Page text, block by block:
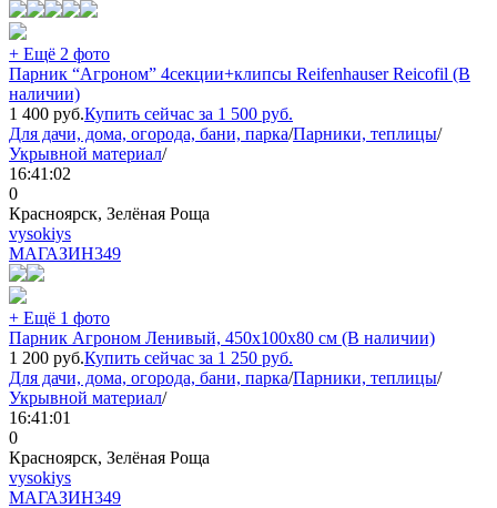
+ Ещё 2 фото
Парник “Агроном” 4секции+клипсы Reifenhauser Reicofil (В
наличии)
1 400 руб.Купить сейчас за 1 500 руб.
Для дачи, дома, огорода, бани, парка/Парники, теплицы/
Укрывной материал/
16:41:02
0
Красноярск, Зелёная Роща
vysokiys
МАГАЗИН349
+ Ещё 1 фото
Парник Агроном Ленивый, 450х100х80 см (В наличии)
1 200 руб.Купить сейчас за 1 250 руб.
Для дачи, дома, огорода, бани, парка/Парники, теплицы/
Укрывной материал/
16:41:01
0
Красноярск, Зелёная Роща
vysokiys
МАГАЗИН349